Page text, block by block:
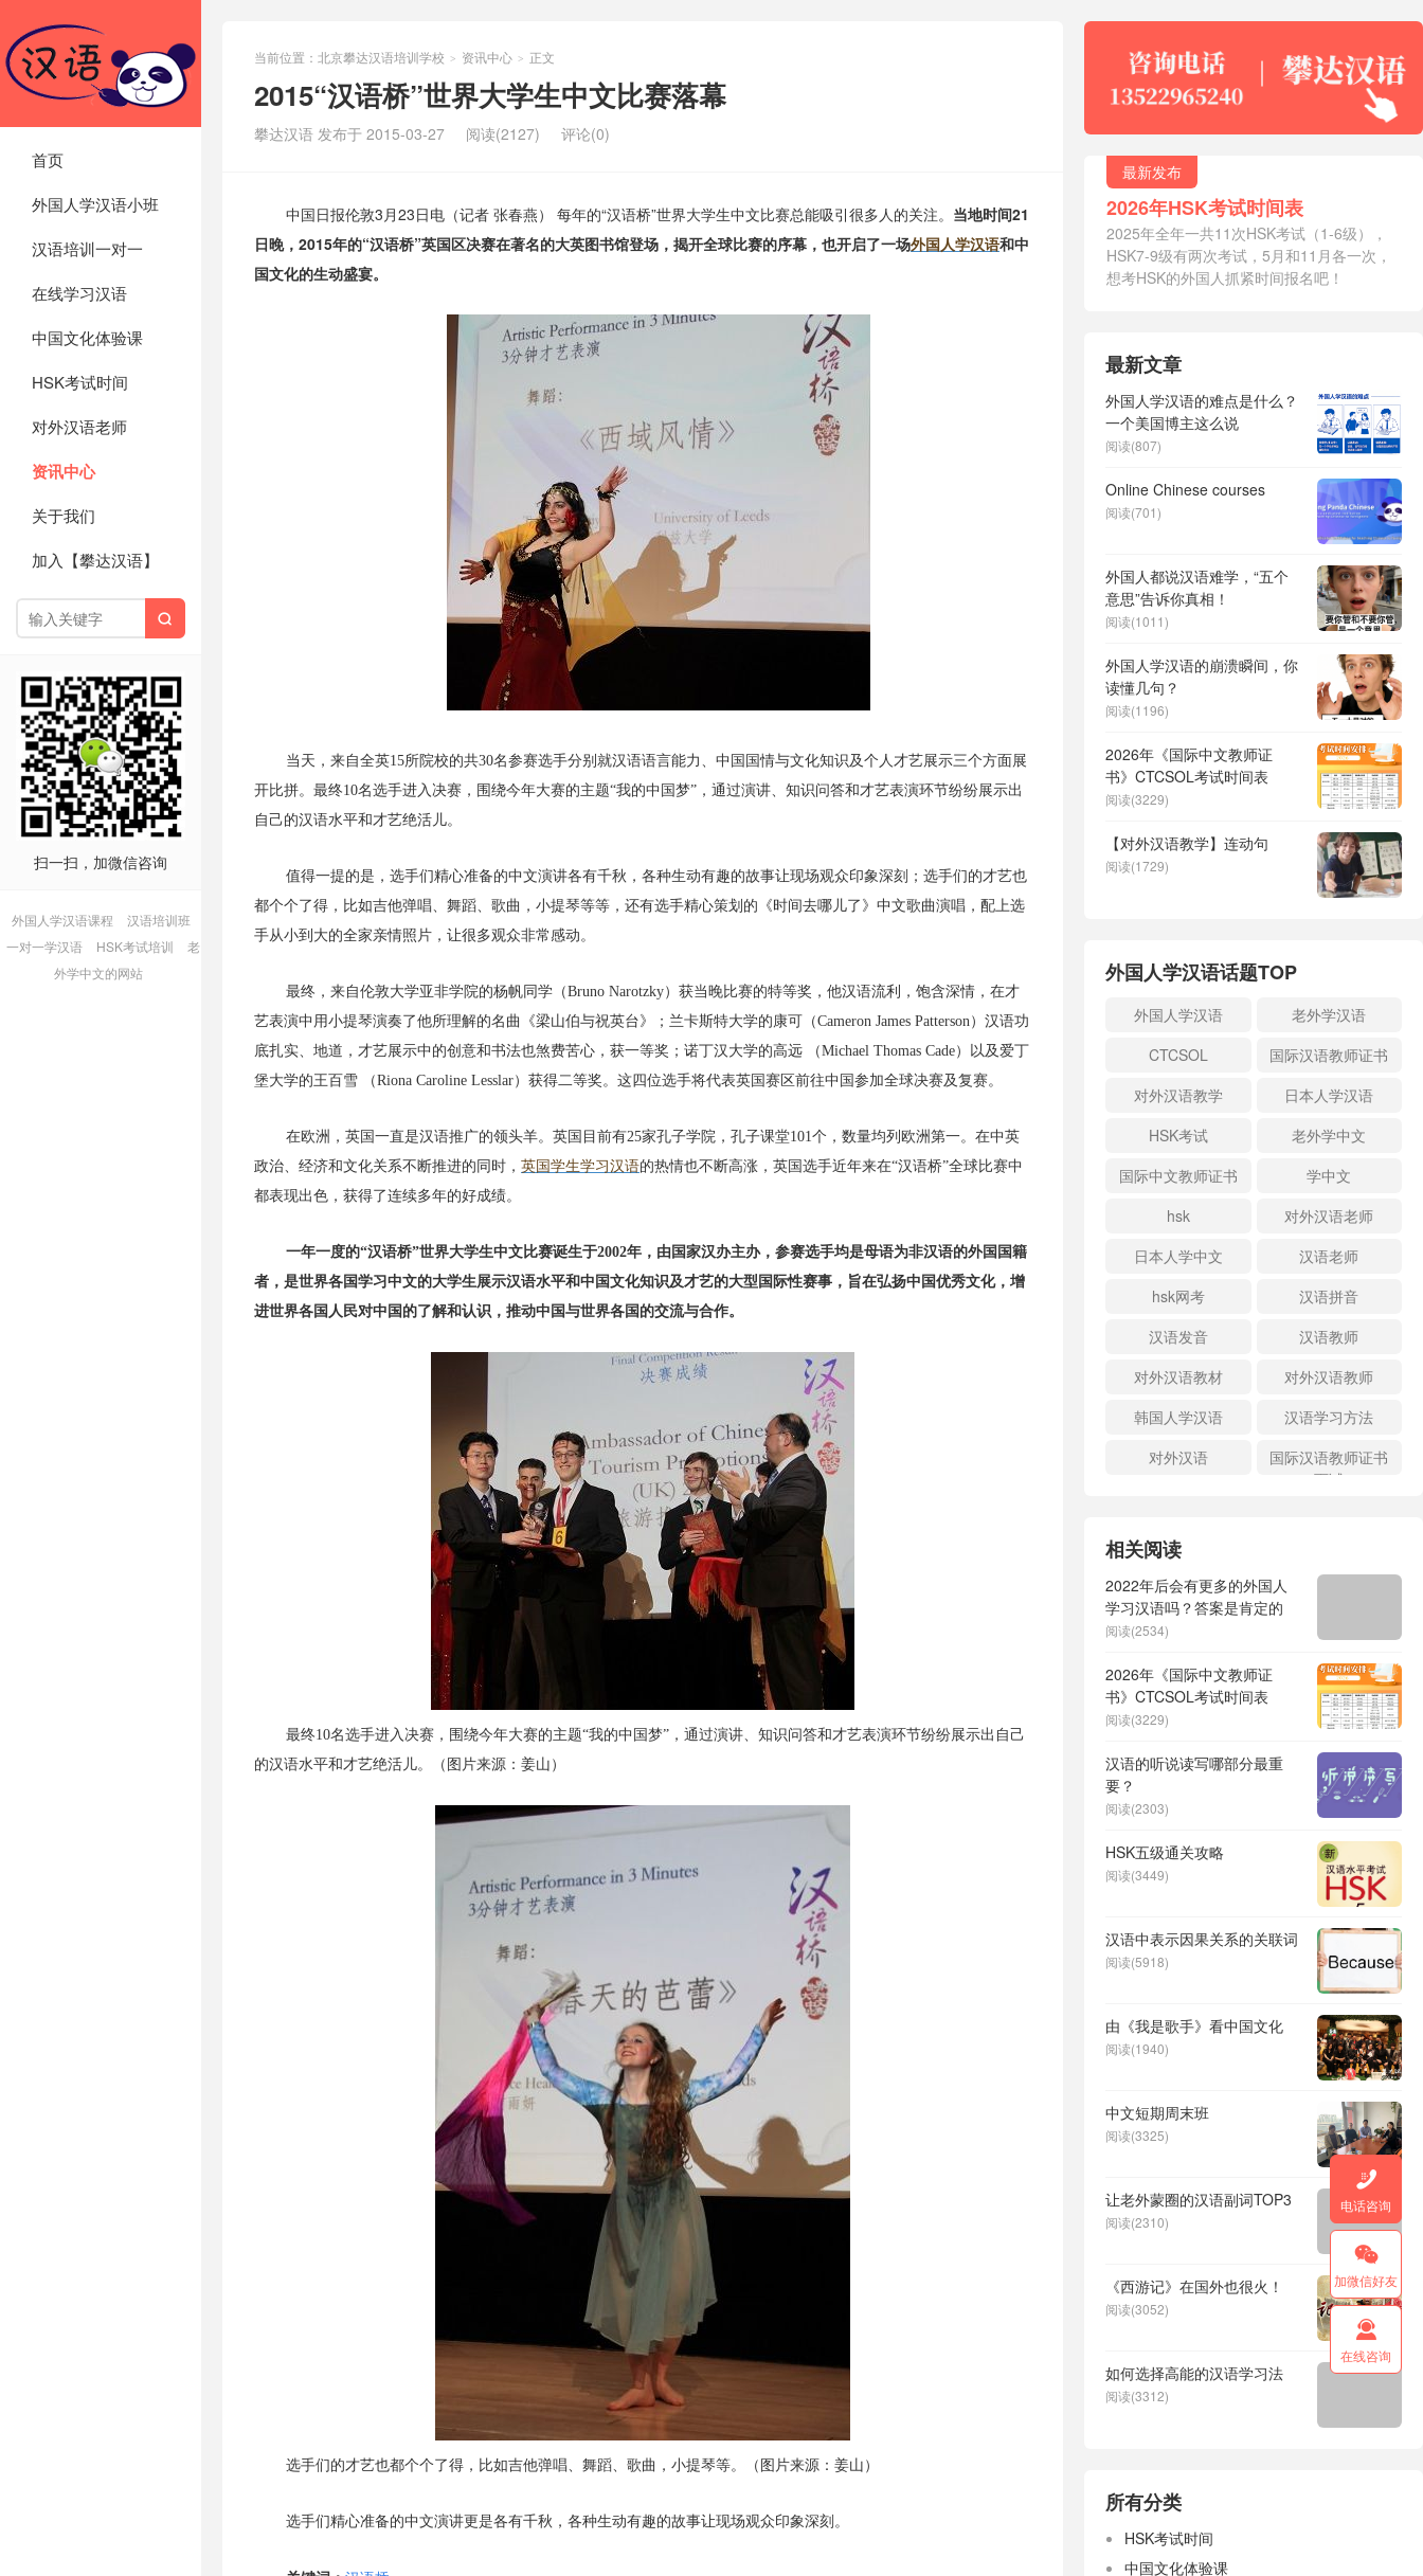
首页
外国人学汉语小班
汉语培训一对一
在线学习汉语
中国文化体验课
HSK考试时间
对外汉语老师
资讯中心
关于我们
加入【攀达汉语】

扫一扫，加微信咨询
外国人学汉语课程
汉语培训班
一对一学汉语
HSK考试培训
老
外学中文的网站
当前位置： 北京攀达汉语培训学校 > 资讯中心 > 正文
2015“汉语桥”世界大学生中文比赛落幕
攀达汉语 发布于 2015-03-27 阅读(2127) 评论(0)
中国日报伦敦3月23日电（记者 张春燕） 每年的“汉语桥”世界大学生中文比赛总能吸引很多人的关注。 当地时间21
日晚，2015年的“汉语桥”英国区决赛在著名的大英图书馆登场，揭开全球比赛的序幕，也开启了一场外国人学汉语和中
国文化的生动盛宴。
当天，来自全英15所院校的共30名参赛选手分别就汉语语言能力、中国国情与文化知识及个人才艺展示三个方面展
开比拼。最终10名选手进入决赛，围绕今年大赛的主题“我的中国梦”，通过演讲、知识问答和才艺表演环节纷纷展示出
自己的汉语水平和才艺绝活儿。
值得一提的是，选手们精心准备的中文演讲各有千秋，各种生动有趣的故事让现场观众印象深刻；选手们的才艺也
都个个了得，比如吉他弹唱、舞蹈、歌曲，小提琴等等，还有选手精心策划的《时间去哪儿了》中文歌曲演唱，配上选
手从小到大的全家亲情照片，让很多观众非常感动。
最终，来自伦敦大学亚非学院的杨帆同学（Bruno Narotzky）获当晚比赛的特等奖，他汉语流利，饱含深情，在才
艺表演中用小提琴演奏了他所理解的名曲《梁山伯与祝英台》；兰卡斯特大学的康可（Cameron James Patterson）汉语功
底扎实、地道，才艺展示中的创意和书法也煞费苦心，获一等奖；诺丁汉大学的高远 （Michael Thomas Cade）以及爱丁
堡大学的王百雪 （Riona Caroline Lesslar）获得二等奖。这四位选手将代表英国赛区前往中国参加全球决赛及复赛。
在欧洲，英国一直是汉语推广的领头羊。英国目前有25家孔子学院，孔子课堂101个，数量均列欧洲第一。在中英
政治、经济和文化关系不断推进的同时， 英国学生学习汉语的热情也不断高涨，英国选手近年来在“汉语桥”全球比赛中
都表现出色，获得了连续多年的好成绩。
一年一度的“汉语桥”世界大学生中文比赛诞生于2002年，由国家汉办主办，参赛选手均是母语为非汉语的外国国籍
者，是世界各国学习中文的大学生展示汉语水平和中国文化知识及才艺的大型国际性赛事，旨在弘扬中国优秀文化，增
进世界各国人民对中国的了解和认识，推动中国与世界各国的交流与合作。
最终10名选手进入决赛，围绕今年大赛的主题“我的中国梦”，通过演讲、知识问答和才艺表演环节纷纷展示出自己
的汉语水平和才艺绝活儿。（图片来源：姜山）
选手们的才艺也都个个了得，比如吉他弹唱、舞蹈、歌曲，小提琴等。（图片来源：姜山）
选手们精心准备的中文演讲更是各有千秋，各种生动有趣的故事让现场观众印象深刻。
最新发布
2026年HSK考试时间表
2025年全年一共11次HSK考试（1-6级），
HSK7-9级有两次考试，5月和11月各一次，
想考HSK的外国人抓紧时间报名吧！
最新文章
外国人学汉语的难点是什么？
一个美国博主这么说
阅读(807)
Online Chinese courses
阅读(701)
外国人都说汉语难学，“五个
意思”告诉你真相！
阅读(1011)
外国人学汉语的崩溃瞬间，你
读懂几句？
阅读(1196)
2026年《国际中文教师证
书》CTCSOL考试时间表
阅读(3229)
【对外汉语教学】连动句
阅读(1729)
外国人学汉语话题TOP
外国人学汉语
老外学汉语
CTCSOL
国际汉语教师证书
对外汉语教学
日本人学汉语
HSK考试
老外学中文
国际中文教师证书
学中文
hsk
对外汉语老师
日本人学中文
汉语老师
hsk网考
汉语拼音
汉语发音
汉语教师
对外汉语教材
对外汉语教师
韩国人学汉语
汉语学习方法
对外汉语
国际汉语教师证书
面试
相关阅读
2022年后会有更多的外国人
学习汉语吗？答案是肯定的
阅读(2534)
2026年《国际中文教师证
书》CTCSOL考试时间表
阅读(3229)
汉语的听说读写哪部分最重
要？
阅读(2303)
HSK五级通关攻略
阅读(3449)
汉语中表示因果关系的关联词
阅读(5918)
由《我是歌手》看中国文化
阅读(1940)
中文短期周末班
阅读(3325)
让老外蒙圈的汉语副词TOP3
阅读(2310)
《西游记》在国外也很火！
阅读(3052)
如何选择高能的汉语学习法
阅读(3312)
所有分类
HSK考试时间
中国文化体验课

电话咨询

加微信好友

在线咨询